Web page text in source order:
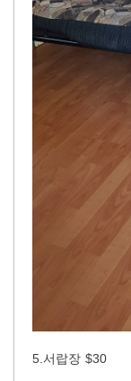
5.서랍장 $30